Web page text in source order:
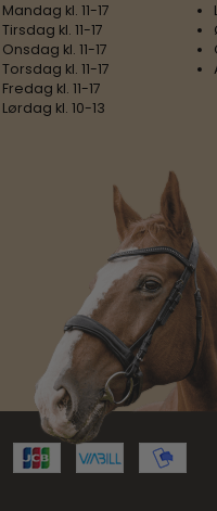
Mandag kl. 11-17
Tirsdag kl. 11-17
Onsdag kl. 11-17
Torsdag kl. 11-17
Fredag kl. 11-17
Lørdag kl. 10-13